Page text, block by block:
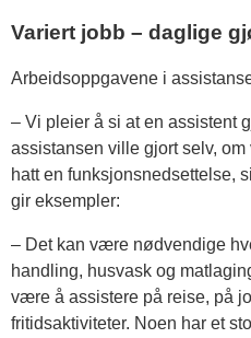
Variert jobb – daglige
Arbeidsoppgavene i
– Vi pleier å si at en assistent
assistansen ville gjort selv,
hatt en funksjonsnedsettelse,
gir eksempler:
– Det kan være nødvendige
handling, husvask og
være å assistere på reise, på
fritidsaktiviteter. Noen har et